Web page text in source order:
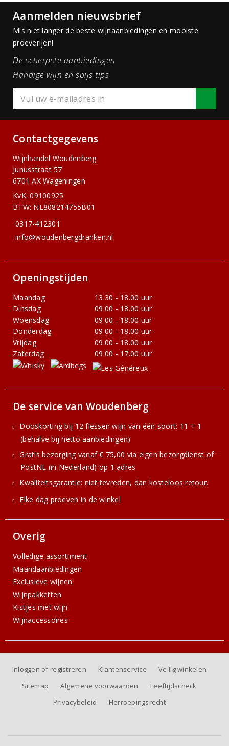
Aanmelden nieuwsbrief
Mis niet langer de beste wijnaanbiedingen en mooiste
proeverijen!
De scherpste aanbiedingen
Handige wijn en spijs tips
Contactgegevens
Wijnhandel Woudenberg
Junusstraat 57
6701 AX Wageningen
KvK: 09100925
BTW: NL808214755B01
0317-412301
info@woudenbergdranken.nl
Openingstijden
Maandag
13.30 - 18.00 uur
Dinsdag
09.00 - 18.00 uur
Woensdag
09.00 - 18.00 uur
Donderdag
09.00 - 18.00 uur
Vrijdag
09.00 - 18.00 uur
Zaterdag
09.00 - 17.00 uur
De service van Woudenberg
Dooskorting bij 12 flessen wijn van één soort: 11 + 1
(behalve bij netto aanbiedingen)
Gratis bezorging vanaf € 75,00 via eigen bezorgdienst of
PostNL (in Nederland) op 1 adres
Kwaliteitsgarantie: niet tevreden, dan kosteloos retour.
Elke dag proeven in de winkel
Overig
Volledige assortiment
Maandaanbiedingen
Exclusieve wijnen
Wijnpakketten
Kistjes met wijn
Wijnaccessoires
Inloggen of registreren Klantenservice
Veilig winkelen
Sitemap
Algemene voorwaarden
Leeftijdscheck
Privacybeleid
Herroepingsrecht